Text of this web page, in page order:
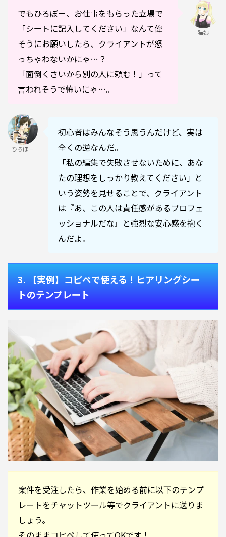
でもひろぼー、お仕事をもらった立場で
「シートに記入してください」なんて偉
そうにお願いしたら、クライアントが怒
っちゃわないかにゃ…？
「面倒くさいから別の人に頼む！」って
言われそうで怖いにゃ…。
猫娘
ひろぼー
初心者はみんなそう思うんだけど、実は
全くの逆なんだ。
「私の編集で失敗させないために、あな
たの理想をしっかり教えてください」と
いう姿勢を見せることで、クライアント
は『あ、この人は責任感があるプロフェ
ッショナルだな』と強烈な安心感を抱く
んだよ。
3. 【実例】コピペで使える！ヒアリングシー
トのテンプレート
案件を受注したら、作業を始める前に以下のテンプ
レートをチャットツール等でクライアントに送りま
しょう。